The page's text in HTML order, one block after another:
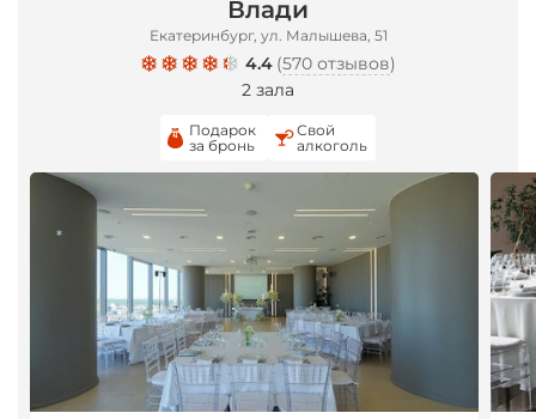
Влади
Екатеринбург, ул. Малышева, 51
4.4 (570 отзывов)
2 зала
Подарок
за бронь
Свой
алкоголь
*